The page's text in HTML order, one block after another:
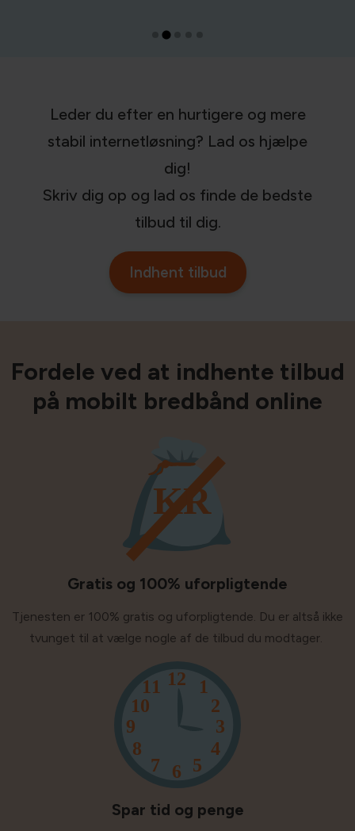
Leder du efter en hurtigere og mere
stabil internetløsning? Lad os hjælpe
dig!
Skriv dig op og lad os finde de bedste
tilbud til dig.
Indhent tilbud
Fordele ved at indhente tilbud
på mobilt bredbånd online
Gratis og 100% uforpligtende
Tjenesten er 100% gratis og uforpligtende. Du er altså ikke
tvunget til at vælge nogle af de tilbud du modtager.
Spar tid og penge